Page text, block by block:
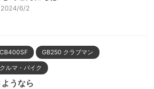
2024/6/2
CB400SF GB250 クラブマン
クルマ・バイク
ようなら